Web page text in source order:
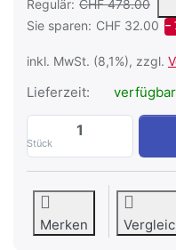
Regulär: CHF 478.00
Es handelt sich um den
Sie sparen: CHF 32.00 −
inkl. MwSt. (8,1%), zzgl.
Lieferzeit: verfügbar
Stück
Merken